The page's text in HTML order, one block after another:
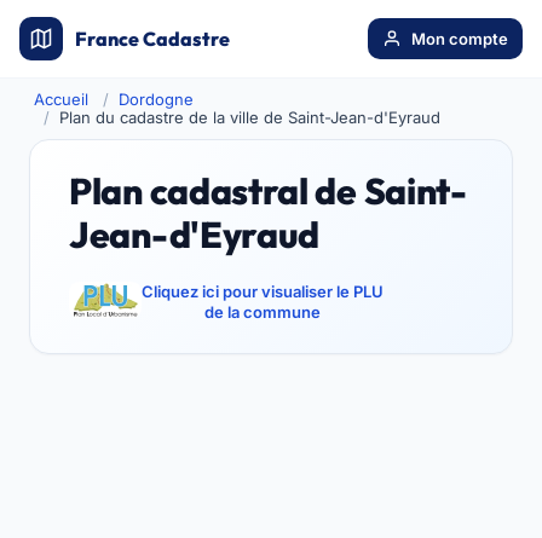
France Cadastre Mon compte
Accueil
Dordogne
Plan du cadastre de la ville de Saint-Jean-d'Eyraud
Plan cadastral de Saint-
Jean-d'Eyraud
Cliquez ici pour visualiser le PLU
de la commune